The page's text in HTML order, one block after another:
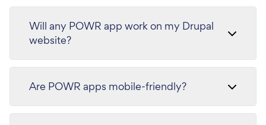
Will any POWR app work on my Drupal
website?
Are POWR apps mobile-friendly?